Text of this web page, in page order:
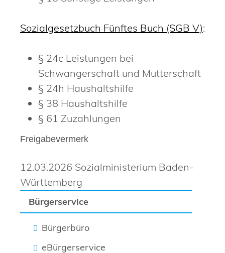
Bürgerservice
Bürgerbüro
eBürgerservice
Sozialgesetzbuch Fünftes Buch (SGB V):
§ 24c Leistungen bei
Schwangerschaft und Mutterschaft
§ 24h Haushaltshilfe
§ 38 Haushaltshilfe
§ 61 Zuzahlungen
Freigabevermerk
12.03.2026 Sozialministerium Baden-
Württemberg